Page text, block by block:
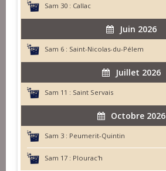
Sam 30 : Callac
Juin 2026
Sam 6 : Saint-Nicolas-du-Pélem
Juillet 2026
Sam 11 : Saint Servais
Octobre 2026
Sam 3 : Peumerit-Quintin
Sam 17 : Plourac'h